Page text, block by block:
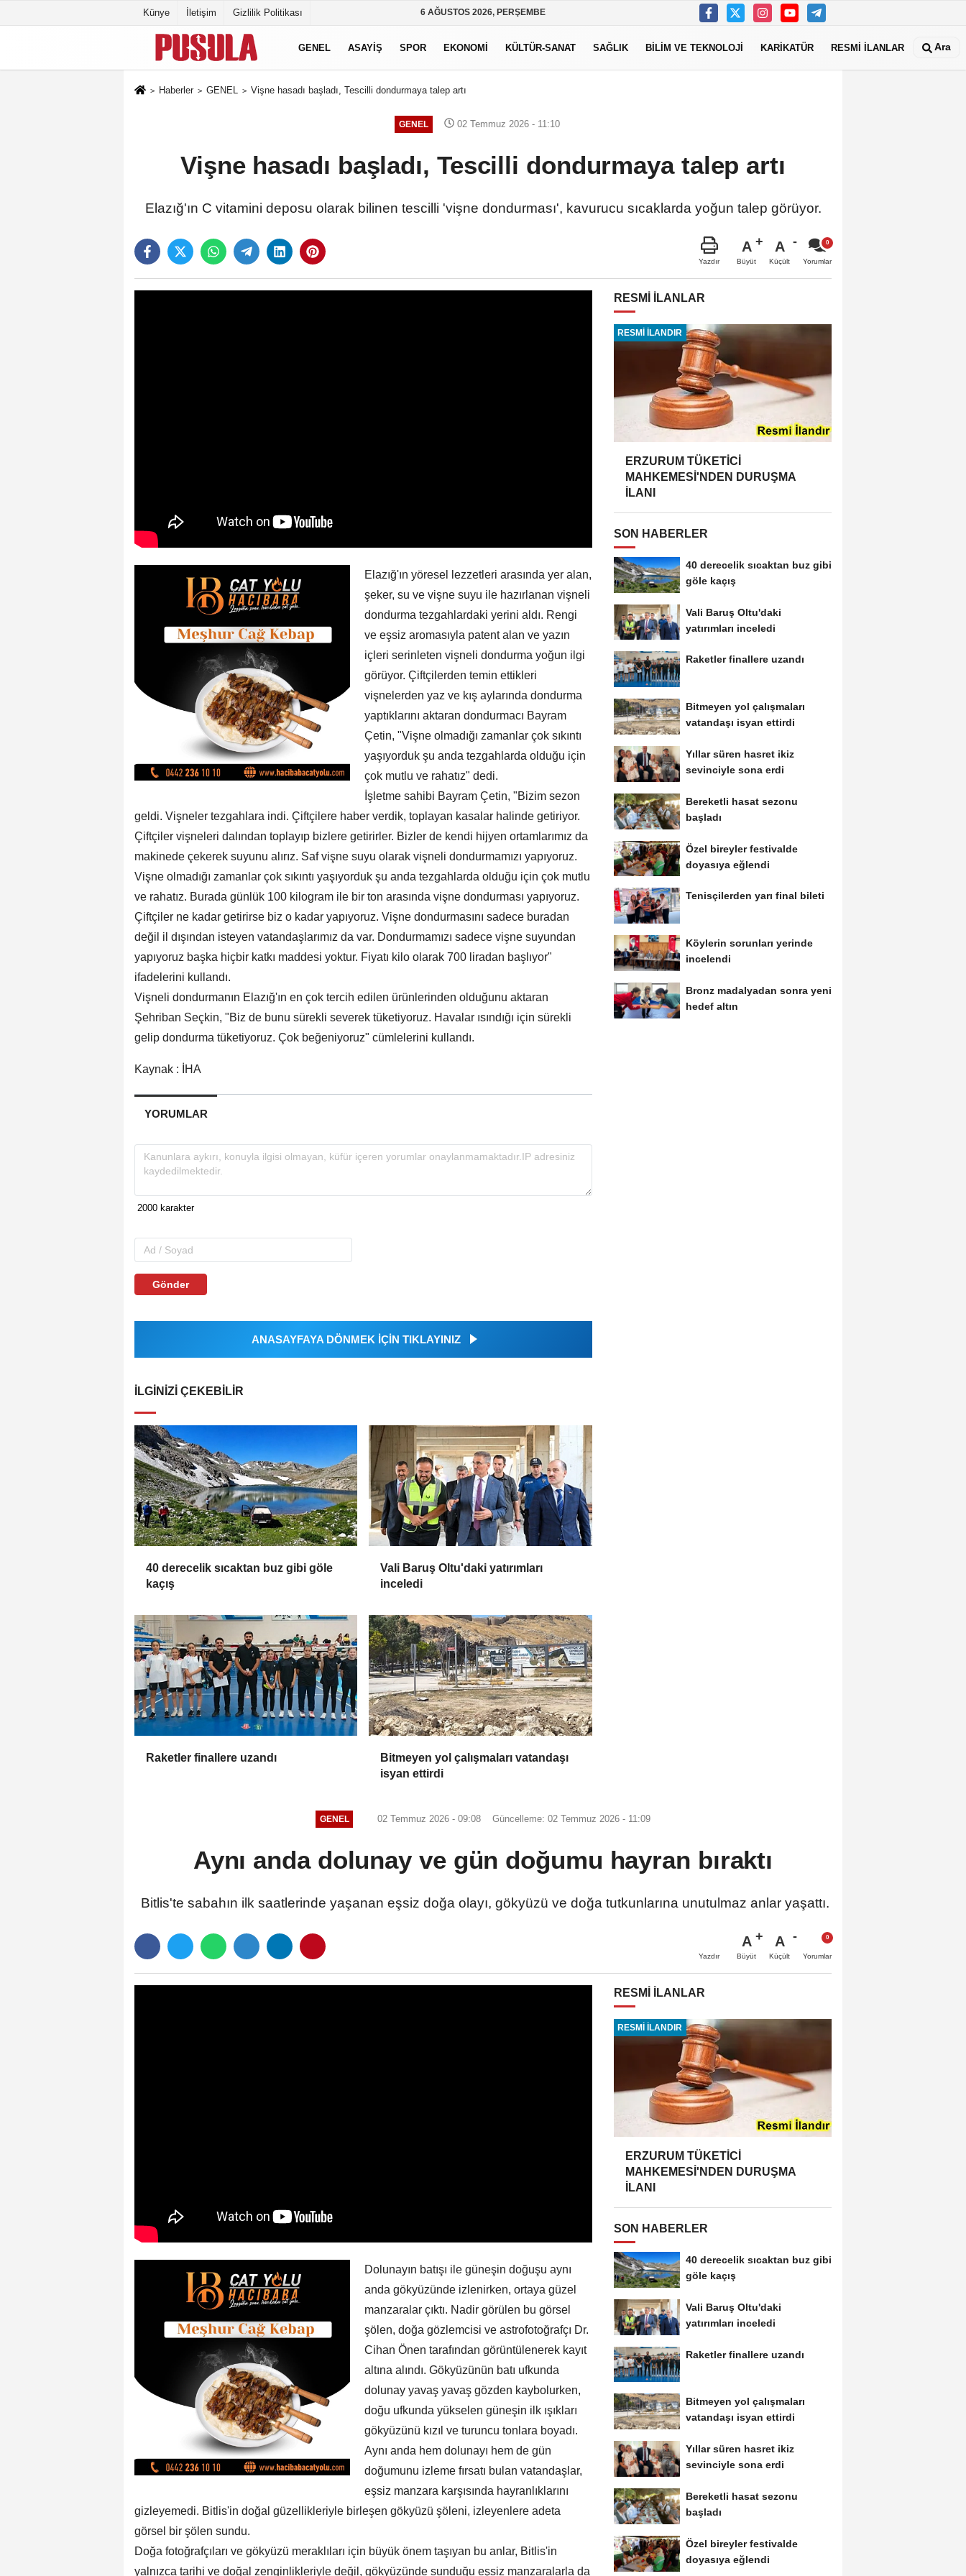
Künye İletişim Gizlilik Politikası 6 AĞUSTOS 2026, PERŞEMBE
GENEL ASAYİŞ SPOR EKONOMİ KÜLTÜR-SANAT SAĞLIK BİLİM VE TEKNOLOJİ KARİKATÜR RESMİ İLANLAR Ara
Haberler GENEL Vişne hasadı başladı, Tescilli dondurmaya talep artı
GENEL 02 Temmuz 2026 - 11:10
Vişne hasadı başladı, Tescilli dondurmaya talep artı
Elazığ'ın C vitamini deposu olarak bilinen tescilli 'vişne dondurması', kavurucu sıcaklarda yoğun talep görüyor.
Yazdır
A
Büyüt
A
Küçült Yorumlar
Elazığ'ın yöresel lezzetleri arasında yer alan,
şeker, su ve vişne suyu ile hazırlanan vişneli
dondurma tezgahlardaki yerini aldı. Rengi
ve eşsiz aromasıyla patent alan ve yazın
içleri serinleten vişneli dondurma yoğun ilgi
görüyor. Çiftçilerden temin ettikleri
vişnelerden yaz ve kış aylarında dondurma
yaptıklarını aktaran dondurmacı Bayram
Çetin, "Vişne olmadığı zamanlar çok sıkıntı
yaşıyorduk şu anda tezgahlarda olduğu için
çok mutlu ve rahatız" dedi.
İşletme sahibi Bayram Çetin, "Bizim sezon
geldi. Vişneler tezgahlara indi. Çiftçilere haber verdik, toplayan kasalar halinde getiriyor.
Çiftçiler vişneleri dalından toplayıp bizlere getirirler. Bizler de kendi hijyen ortamlarımız da
makinede çekerek suyunu alırız. Saf vişne suyu olarak vişneli dondurmamızı yapıyoruz.
Vişne olmadığı zamanlar çok sıkıntı yaşıyorduk şu anda tezgahlarda olduğu için çok mutlu
ve rahatız. Burada günlük 100 kilogram ile bir ton arasında vişne dondurması yapıyoruz.
Çiftçiler ne kadar getirirse biz o kadar yapıyoruz. Vişne dondurmasını sadece buradan
değil il dışından isteyen vatandaşlarımız da var. Dondurmamızı sadece vişne suyundan
yapıyoruz başka hiçbir katkı maddesi yoktur. Fiyatı kilo olarak 700 liradan başlıyor"
ifadelerini kullandı.
Vişneli dondurmanın Elazığ'ın en çok tercih edilen ürünlerinden olduğunu aktaran
Şehriban Seçkin, "Biz de bunu sürekli severek tüketiyoruz. Havalar ısındığı için sürekli
gelip dondurma tüketiyoruz. Çok beğeniyoruz" cümlelerini kullandı.
Kaynak : İHA
YORUMLAR
Gönder
ANASAYFAYA DÖNMEK İÇİN TIKLAYINIZ
İLGINIZI ÇEKEBILIR
40 derecelik sıcaktan buz gibi göle
kaçış
Vali Baruş Oltu'daki yatırımları
inceledi
Raketler finallere uzandı
Bitmeyen yol çalışmaları vatandaşı
isyan ettirdi
RESMİ İLANLAR
RESMİ İLANDIR
ERZURUM TÜKETİCİ
MAHKEMESİ'NDEN DURUŞMA
İLANI
SON HABERLER
40 derecelik sıcaktan buz gibi
göle kaçış
Vali Baruş Oltu'daki
yatırımları inceledi
Raketler finallere uzandı
Bitmeyen yol çalışmaları
vatandaşı isyan ettirdi
Yıllar süren hasret ikiz
sevinciyle sona erdi
Bereketli hasat sezonu
başladı
Özel bireyler festivalde
doyasıya eğlendi
Tenisçilerden yarı final bileti
Köylerin sorunları yerinde
incelendi
Bronz madalyadan sonra yeni
hedef altın
GENEL 02 Temmuz 2026 - 09:08 Güncelleme: 02 Temmuz 2026 - 11:09
Aynı anda dolunay ve gün doğumu hayran bıraktı
Bitlis'te sabahın ilk saatlerinde yaşanan eşsiz doğa olayı, gökyüzü ve doğa tutkunlarına unutulmaz anlar yaşattı.
Yazdır
A
Büyüt
A
Küçült Yorumlar
Dolunayın batışı ile güneşin doğuşu aynı
anda gökyüzünde izlenirken, ortaya güzel
manzaralar çıktı. Nadir görülen bu görsel
şölen, doğa gözlemcisi ve astrofotoğrafçı Dr.
Cihan Önen tarafından görüntülenerek kayıt
altına alındı. Gökyüzünün batı ufkunda
dolunay yavaş yavaş gözden kaybolurken,
doğu ufkunda yükselen güneşin ilk ışıkları
gökyüzünü kızıl ve turuncu tonlara boyadı.
Aynı anda hem dolunayı hem de gün
doğumunu izleme fırsatı bulan vatandaşlar,
eşsiz manzara karşısında hayranlıklarını
gizleyemedi. Bitlis'in doğal güzellikleriyle birleşen gökyüzü şöleni, izleyenlere adeta
görsel bir şölen sundu.
Doğa fotoğrafçıları ve gökyüzü meraklıları için büyük önem taşıyan bu anlar, Bitlis'in
yalnızca tarihi ve doğal zenginlikleriyle değil, gökyüzünde sunduğu eşsiz manzaralarla da
RESMİ İLANLAR
RESMİ İLANDIR
ERZURUM TÜKETİCİ
MAHKEMESİ'NDEN DURUŞMA
İLANI
SON HABERLER
40 derecelik sıcaktan buz gibi
göle kaçış
Vali Baruş Oltu'daki
yatırımları inceledi
Raketler finallere uzandı
Bitmeyen yol çalışmaları
vatandaşı isyan ettirdi
Yıllar süren hasret ikiz
sevinciyle sona erdi
Bereketli hasat sezonu
başladı
Özel bireyler festivalde
doyasıya eğlendi